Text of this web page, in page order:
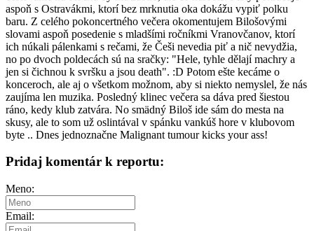
aspoň s Ostravákmi, ktorí bez mrknutia oka dokážu vypiť polku
baru. Z celého pokoncertného večera okomentujem Bilošovými
slovami aspoň posedenie s mladšími ročníkmi Vranovčanov, ktorí
ich núkali pálenkami s rečami, že Češi nevedia piť a nič nevydžia,
no po dvoch poldecách sú na sračky: "Hele, tyhle dělají machry a
jen si čichnou k svršku a jsou death". :D Potom ešte kecáme o
konceroch, ale aj o všetkom možnom, aby si niekto nemyslel, že nás
zaujíma len muzika. Posledný klinec večera sa dáva pred šiestou
ráno, kedy klub zatvára. No smädný Biloš ide sám do mesta na
skusy, ale to som už oslintával v spánku vankúš hore v klubovom
byte .. Dnes jednoznačne Malignant tumour kicks your ass!
Pridaj komentár k reportu:
Meno:
Email: